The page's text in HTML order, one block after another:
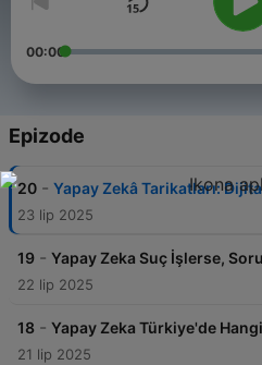
00:00
Epizode
20 - Yapay Zekâ Tarikatları:
23 lip 2025
19 - Yapay Zeka Suç İşlerse,
22 lip 2025
18 - Yapay Zeka Türkiye'de
21 lip 2025